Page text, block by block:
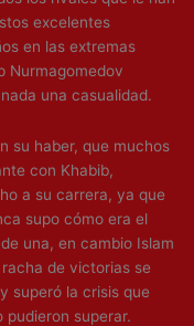
excelentes
en las extremas
Nurmagomedov
una casualidad.
su haber, que muchos
con Khabib,
a su carrera, ya que
supo cómo era el
una, en cambio Islam
de victorias se
superó la crisis que
pudieron superar.